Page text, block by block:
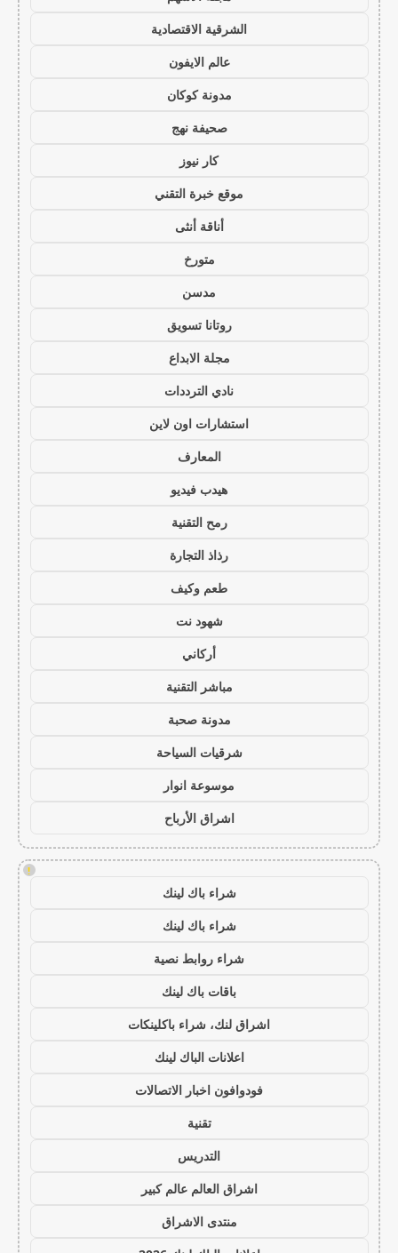
الشرقية الاقتصادية
عالم الايفون
مدونة كوكان
صحيفة نهج
كار نيوز
موقع خبرة التقني
أناقة أنثى
متورخ
مدسن
روتانا تسويق
مجلة الابداع
نادي الترددات
استشارات اون لاين
المعارف
هيدب فيديو
رمح التقنية
رذاذ التجارة
طعم وكيف
شهود نت
أركاني
مباشر التقنية
مدونة صحبة
شرقيات السياحة
موسوعة انوار
اشراق الأرباح
!
شراء باك لينك
شراء باك لينك
شراء روابط نصية
باقات باك لينك
اشراق لنك، شراء باكلينكات
اعلانات الباك لينك
فودوافون اخبار الاتصالات
تقنية
التدريس
اشراق العالم عالم كبير
منتدى الاشراق